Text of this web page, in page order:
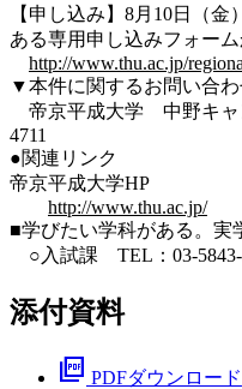
【申し込み】8月10日（
ある専用申し込みフォーム
http://www.thu.ac.jp/
▼本件に関するお問い合
帝京平成大学 中野キ
4711
●関連リンク
帝京平成大学HP
http://www.thu.ac.jp/
■学びたい学科がある。実
○入試課 TEL：03-5843-
添付資料
picture_as_pdf PDFダウンロード